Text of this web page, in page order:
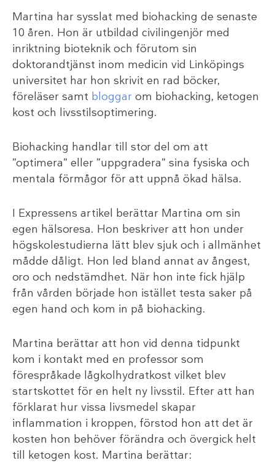
Martina har sysslat med biohacking de senaste
10 åren. Hon är utbildad civilingenjör med
inriktning bioteknik och förutom sin
doktorandtjänst inom medicin vid Linköpings
universitet har hon skrivit en rad böcker,
föreläser samt bloggar om biohacking, ketogen
kost och livsstilsoptimering.
Biohacking handlar till stor del om att
”optimera” eller ”uppgradera” sina fysiska och
mentala förmågor för att uppnå ökad hälsa.
I Expressens artikel berättar Martina om sin
egen hälsoresa. Hon beskriver att hon under
högskolestudierna lätt blev sjuk och i allmänhet
mådde dåligt. Hon led bland annat av ångest,
oro och nedstämdhet. När hon inte fick hjälp
från vården började hon istället testa saker på
egen hand och kom in på biohacking.
Martina berättar att hon vid denna tidpunkt
kom i kontakt med en professor som
förespråkade lågkolhydratkost vilket blev
startskottet för en helt ny livsstil. Efter att han
förklarat hur vissa livsmedel skapar
inflammation i kroppen, förstod hon att det är
kosten hon behöver förändra och övergick helt
till ketogen kost. Martina berättar: